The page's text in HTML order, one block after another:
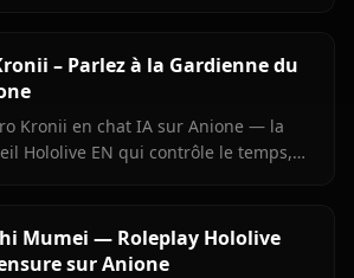
– Parlez à la Gardienne du
Kronii en chat IA sur Anione — la
Hololive EN qui contrôle le temps,
Mumei — Roleplay Hololive
sur Anione